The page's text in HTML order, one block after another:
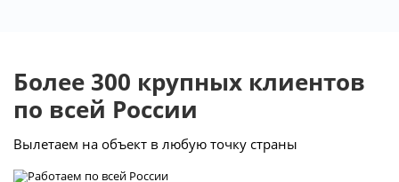
Более 300 крупных клиентов
по всей России
Вылетаем на объект в любую точку страны